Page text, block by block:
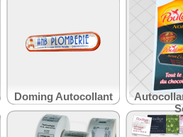
Doming Autocollant